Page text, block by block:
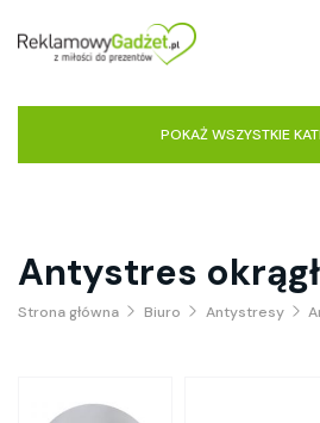
POKAŻ WSZYSTKIE
Antystres
Strona główna Biuro Antystresy